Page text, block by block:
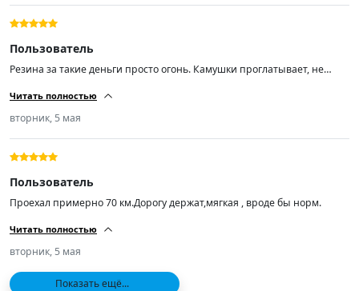
Пользователь
Резина за такие деньги просто огонь. Камушки проглатывает, не
самое главное лучше нашей раз в 100.
Читать полностью
вторник, 5 мая
Пользователь
Проехал примерно 70 км.Дорогу держат,мягкая , вроде бы норм.
Читать полностью
вторник, 5 мая
Показать ещё...